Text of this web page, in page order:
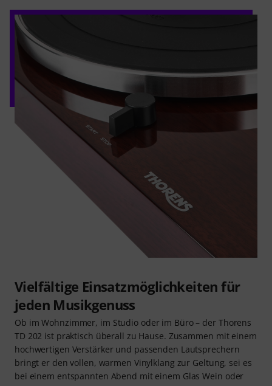
Vielfältige Einsatzmöglichkeiten für
jeden Musikgenuss
Ob im Wohnzimmer, im Studio oder im Büro – der Thorens
TD 202 ist praktisch überall zu Hause. Zusammen mit einem
hochwertigen Verstärker und passenden Lautsprechern
bringt er den vollen, warmen Vinylklang zur Geltung, sei es
bei einem entspannten Abend mit einem Glas Wein oder